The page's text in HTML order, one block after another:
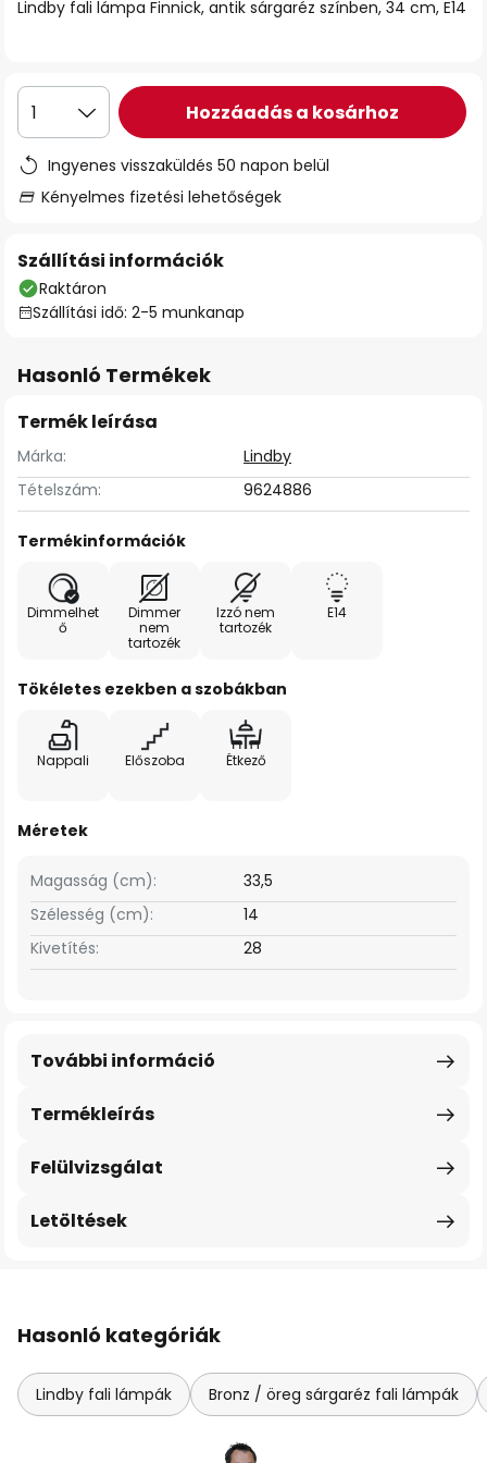
Lindby fali lámpa Finnick, antik sárgaréz színben, 34 cm, E14
1 Hozzáadás a kosárhoz
Ingyenes visszaküldés 50 napon belül
Kényelmes fizetési lehetőségek
Szállítási információk
Raktáron
Szállítási idő: 2-5 munkanap
Hasonló Termékek
Termék leírása
Márka:
Lindby
Tételszám:
9624886
Termékinformációk
Dimmelhet
ő
Dimmer
nem
tartozék
Izzó nem
tartozék
E14
Tökéletes ezekben a szobákban
Nappali Előszoba Étkező
Méretek
Szélesség (cm): 14
Magasság (cm): 33,5
Kivetítés: 28
Termékleírás
További információ
Felülvizsgálat
Letöltések
Hasonló kategóriák
Lindby fali lámpák Bronz / öreg sárgaréz fali lámpák